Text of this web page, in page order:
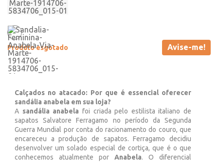
Produto esgotado Avise-me!
Calçados no atacado: Por que é essencial oferecer
sandália anabela em sua loja?
A sandália anabela foi criada pelo estilista italiano de
sapatos Salvatore Ferragamo no período da Segunda
Guerra Mundial por conta do racionamento do couro, que
encareceu a produção de sapatos. Ferragamo decidiu
desenvolver um solado especial de cortiça, que é o que
conhecemos atualmente por Anabela. O diferencial